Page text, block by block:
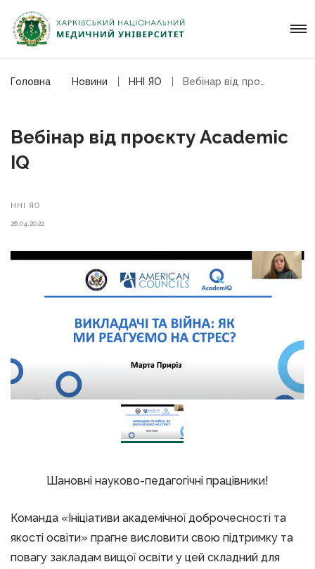
Головна Новини ННІ ЯО
Вебінар від проєкту Academic
IQ
ННІ ЯО
26.04.2022
Шановні науково-педагогічні працівники!
Команда «Ініціативи академічної доброчесності та
якості освіти» прагне висловити свою підтримку та
повагу закладам вищої освіти у цей складний для